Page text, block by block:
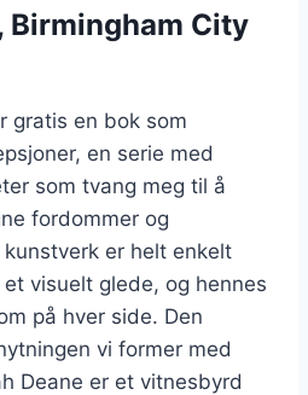
Birmingham City
gratis en bok som
en serie med
som tvang meg til å
fordommer og
er helt enkelt
visuelt glede, og hennes
på hver side. Den
vi former med
Deane er et vitnesbyrd